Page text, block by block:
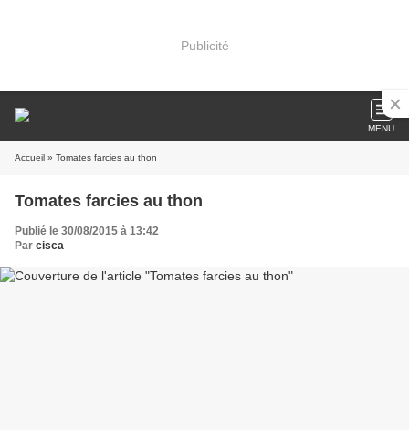
Publicité
MENU
Accueil » Tomates farcies au thon
Tomates farcies au thon
Publié le 30/08/2015 à 13:42
Par cisca